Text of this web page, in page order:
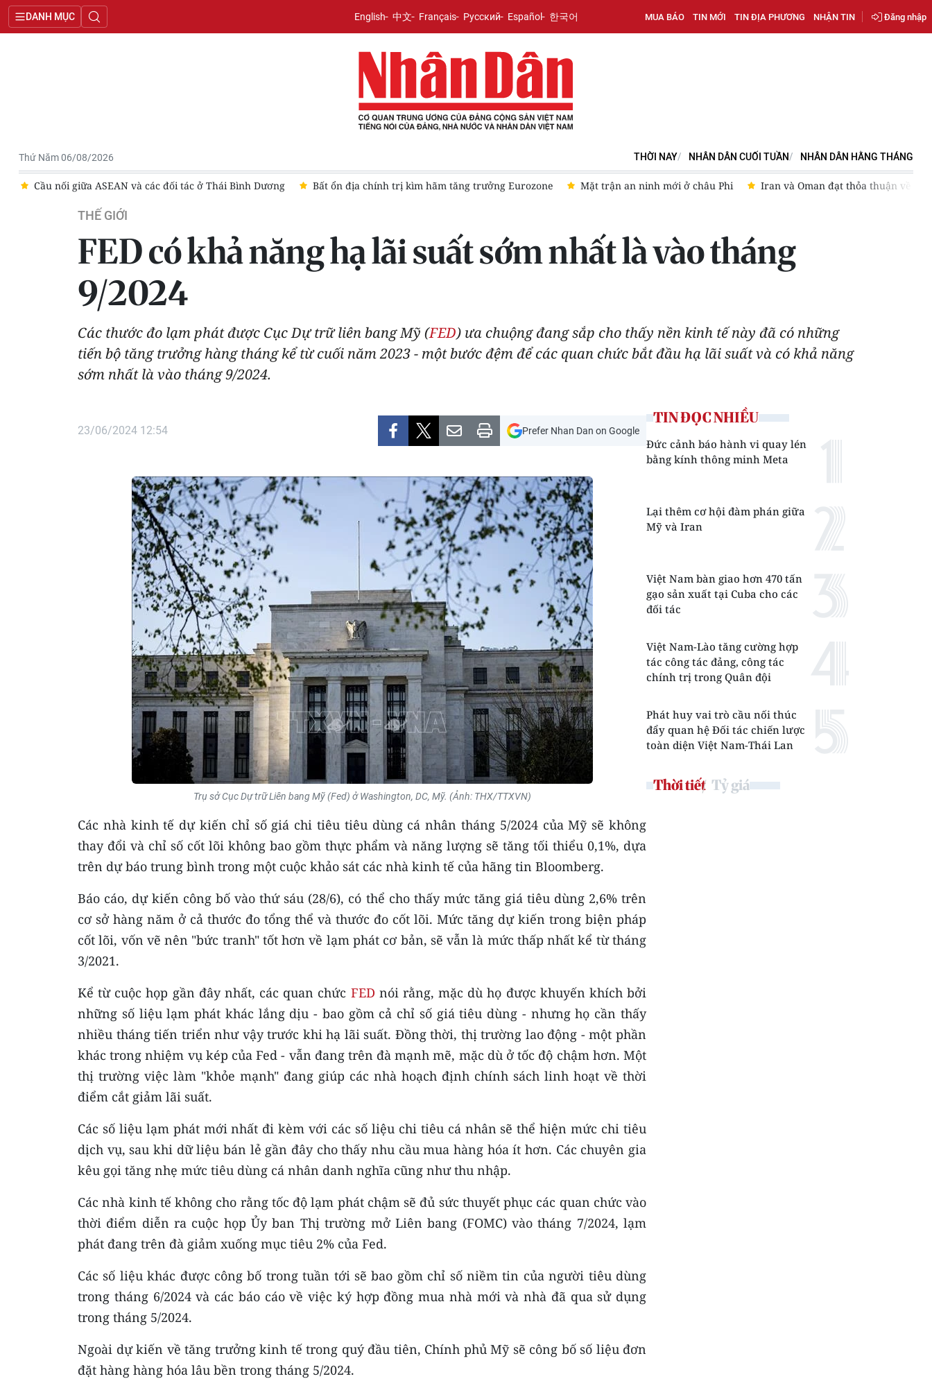
DANH MỤC English 中文 Français Русский Español 한국어 MUA BÁO TIN MỚI TIN ĐỊA PHƯƠNG NHẬN TIN Đăng nhập
Thứ Năm 06/08/2026 THỜI NAY NHÂN DÂN CUỐI TUẦN NHÂN DÂN HẰNG THÁNG
Cầu nối giữa ASEAN và các đối tác ở Thái Bình Dương Bất ổn địa chính trị kìm hãm tăng trưởng Eurozone Mặt trận an ninh mới ở châu Phi Iran và Oman đạt thỏa thuận về
THẾ GIỚI
FED có khả năng hạ lãi suất sớm nhất là vào tháng
9/2024
Các thước đo lạm phát được Cục Dự trữ liên bang Mỹ (FED) ưa chuộng đang sắp cho thấy nền kinh tế này đã có những
tiến bộ tăng trưởng hàng tháng kể từ cuối năm 2023 - một bước đệm để các quan chức bắt đầu hạ lãi suất và có khả năng
sớm nhất là vào tháng 9/2024.
23/06/2024 12:54 Prefer Nhan Dan on Google
Trụ sở Cục Dự trữ Liên bang Mỹ (Fed) ở Washington, DC, Mỹ. (Ảnh: THX/TTXVN)
Các nhà kinh tế dự kiến chỉ số giá chi tiêu tiêu dùng cá nhân tháng 5/2024 của Mỹ sẽ không
thay đổi và chỉ số cốt lõi không bao gồm thực phẩm và năng lượng sẽ tăng tối thiểu 0,1%, dựa
trên dự báo trung bình trong một cuộc khảo sát các nhà kinh tế của hãng tin Bloomberg.
Báo cáo, dự kiến công bố vào thứ sáu (28/6), có thể cho thấy mức tăng giá tiêu dùng 2,6% trên
cơ sở hàng năm ở cả thước đo tổng thể và thước đo cốt lõi. Mức tăng dự kiến trong biện pháp
cốt lõi, vốn vẽ nên "bức tranh" tốt hơn về lạm phát cơ bản, sẽ vẫn là mức thấp nhất kể từ tháng
3/2021.
Kể từ cuộc họp gần đây nhất, các quan chức FED nói rằng, mặc dù họ được khuyến khích bởi
những số liệu lạm phát khác lắng dịu - bao gồm cả chỉ số giá tiêu dùng - nhưng họ cần thấy
nhiều tháng tiến triển như vậy trước khi hạ lãi suất. Đồng thời, thị trường lao động - một phần
khác trong nhiệm vụ kép của Fed - vẫn đang trên đà mạnh mẽ, mặc dù ở tốc độ chậm hơn. Một
thị trường việc làm "khỏe mạnh" đang giúp các nhà hoạch định chính sách linh hoạt về thời
điểm cắt giảm lãi suất.
Các số liệu lạm phát mới nhất đi kèm với các số liệu chi tiêu cá nhân sẽ thể hiện mức chi tiêu
dịch vụ, sau khi dữ liệu bán lẻ gần đây cho thấy nhu cầu mua hàng hóa ít hơn. Các chuyên gia
kêu gọi tăng nhẹ mức tiêu dùng cá nhân danh nghĩa cũng như thu nhập.
Các nhà kinh tế không cho rằng tốc độ lạm phát chậm sẽ đủ sức thuyết phục các quan chức vào
thời điểm diễn ra cuộc họp Ủy ban Thị trường mở Liên bang (FOMC) vào tháng 7/2024, lạm
phát đang trên đà giảm xuống mục tiêu 2% của Fed.
Các số liệu khác được công bố trong tuần tới sẽ bao gồm chỉ số niềm tin của người tiêu dùng
trong tháng 6/2024 và các báo cáo về việc ký hợp đồng mua nhà mới và nhà đã qua sử dụng
trong tháng 5/2024.
Ngoài dự kiến về tăng trưởng kinh tế trong quý đầu tiên, Chính phủ Mỹ sẽ công bố số liệu đơn
đặt hàng hàng hóa lâu bền trong tháng 5/2024.
TIN ĐỌC NHIỀU
Đức cảnh báo hành vi quay lén
bằng kính thông minh Meta
Lại thêm cơ hội đàm phán giữa
Mỹ và Iran
Việt Nam bàn giao hơn 470 tấn
gạo sản xuất tại Cuba cho các
đối tác
Việt Nam-Lào tăng cường hợp
tác công tác đảng, công tác
chính trị trong Quân đội
Phát huy vai trò cầu nối thúc
đẩy quan hệ Đối tác chiến lược
toàn diện Việt Nam-Thái Lan
Thời tiết Tỷ giá